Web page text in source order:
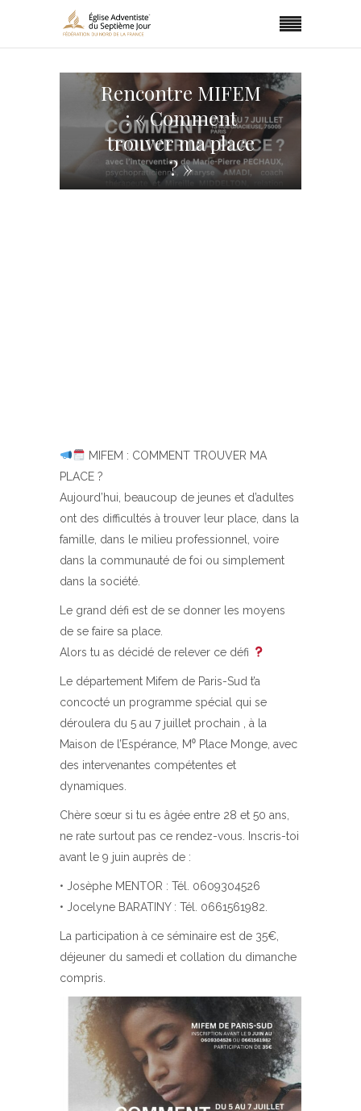
Rencontre MIFEM
: « Comment
trouver ma place
? »
MIFEM : COMMENT TROUVER MA
PLACE ?
Aujourd’hui, beaucoup de jeunes et d’adultes
ont des difficultés à trouver leur place, dans la
famille, dans le milieu professionnel, voire
dans la communauté de foi ou simplement
dans la société.
Le grand défi est de se donner les moyens
de se faire sa place.
Alors tu as décidé de relever ce défi
Le département Mifem de Paris-Sud t’a
concocté un programme spécial qui se
déroulera du 5 au 7 juillet prochain , à la
Maison de l’Espérance, M⁰ Place Monge, avec
des intervenantes compétentes et
dynamiques.
Chère sœur si tu es âgée entre 28 et 50 ans,
ne rate surtout pas ce rendez-vous. Inscris-toi
avant le 9 juin auprès de :
•⁠ ⁠Josèphe MENTOR : Tél. 0609304526
•⁠ ⁠Jocelyne BARATINY : Tél. 0661561982.
La participation à ce séminaire est de 35€,
déjeuner du samedi et collation du dimanche
compris.